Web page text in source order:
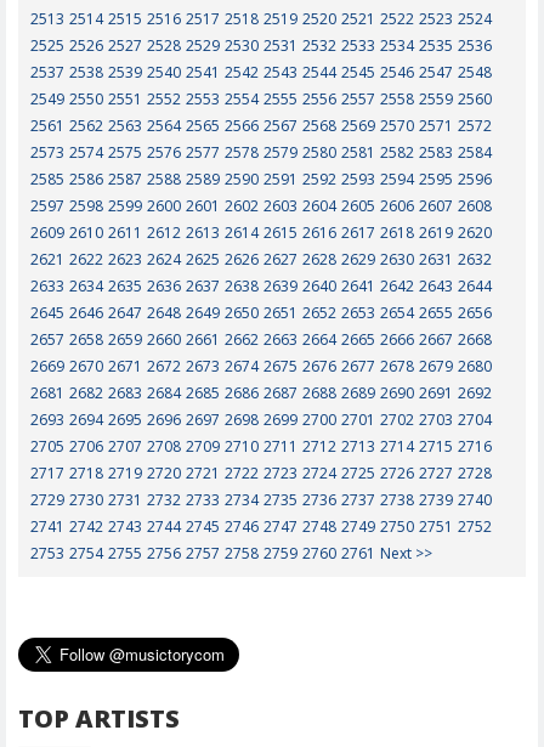
2513 2514 2515 2516 2517 2518 2519 2520 2521 2522 2523 2524
2525 2526 2527 2528 2529 2530 2531 2532 2533 2534 2535 2536
2537 2538 2539 2540 2541 2542 2543 2544 2545 2546 2547 2548
2549 2550 2551 2552 2553 2554 2555 2556 2557 2558 2559 2560
2561 2562 2563 2564 2565 2566 2567 2568 2569 2570 2571 2572
2573 2574 2575 2576 2577 2578 2579 2580 2581 2582 2583 2584
2585 2586 2587 2588 2589 2590 2591 2592 2593 2594 2595 2596
2597 2598 2599 2600 2601 2602 2603 2604 2605 2606 2607 2608
2609 2610 2611 2612 2613 2614 2615 2616 2617 2618 2619 2620
2621 2622 2623 2624 2625 2626 2627 2628 2629 2630 2631 2632
2633 2634 2635 2636 2637 2638 2639 2640 2641 2642 2643 2644
2645 2646 2647 2648 2649 2650 2651 2652 2653 2654 2655 2656
2657 2658 2659 2660 2661 2662 2663 2664 2665 2666 2667 2668
2669 2670 2671 2672 2673 2674 2675 2676 2677 2678 2679 2680
2681 2682 2683 2684 2685 2686 2687 2688 2689 2690 2691 2692
2693 2694 2695 2696 2697 2698 2699 2700 2701 2702 2703 2704
2705 2706 2707 2708 2709 2710 2711 2712 2713 2714 2715 2716
2717 2718 2719 2720 2721 2722 2723 2724 2725 2726 2727 2728
2729 2730 2731 2732 2733 2734 2735 2736 2737 2738 2739 2740
2741 2742 2743 2744 2745 2746 2747 2748 2749 2750 2751 2752
2753 2754 2755 2756 2757 2758 2759 2760 2761 Next >>
TOP ARTISTS